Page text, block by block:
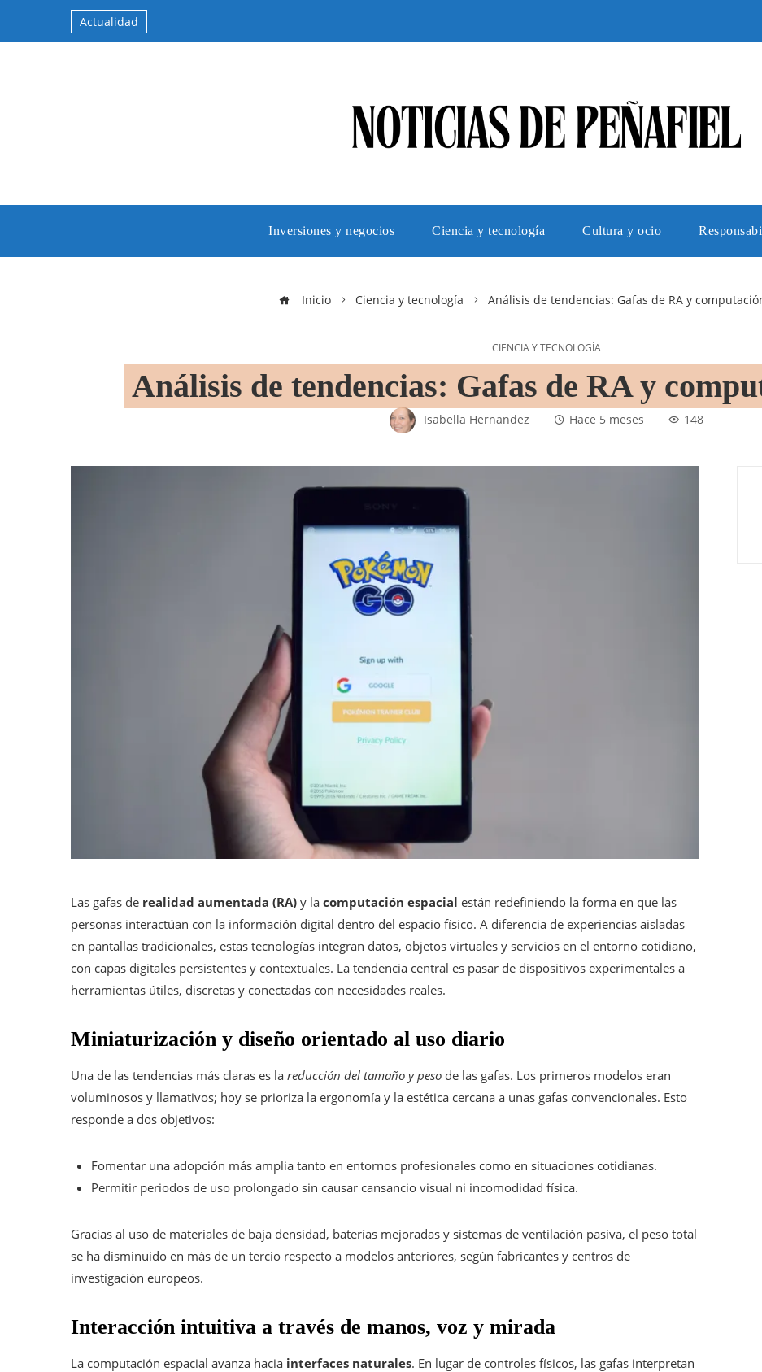
Actualidad
Inversiones y negocios Ciencia y tecnología Cultura y ocio
Inicio Ciencia y tecnología Análisis de tendencias: Gafas de RA y
CIENCIA Y TECNOLOGÍA
Análisis de tendencias: Gafas de RA y
Isabella Hernandez Hace 5 meses 148
Las gafas de realidad aumentada (RA) y la computación espacial están redefiniendo la forma en que las
personas interactúan con la información digital dentro del espacio físico. A diferencia de experiencias aisladas
en pantallas tradicionales, estas tecnologías integran datos, objetos virtuales y servicios en el entorno cotidiano,
con capas digitales persistentes y contextuales. La tendencia central es pasar de dispositivos experimentales a
herramientas útiles, discretas y conectadas con necesidades reales.
Miniaturización y diseño orientado al uso diario
Una de las tendencias más claras es la reducción del tamaño y peso de las gafas. Los primeros modelos eran
voluminosos y llamativos; hoy se prioriza la ergonomía y la estética cercana a unas gafas convencionales. Esto
responde a dos objetivos:
Fomentar una adopción más amplia tanto en entornos profesionales como en situaciones cotidianas.
Permitir periodos de uso prolongado sin causar cansancio visual ni incomodidad física.
Gracias al uso de materiales de baja densidad, baterías mejoradas y sistemas de ventilación pasiva, el peso total
se ha disminuido en más de un tercio respecto a modelos anteriores, según fabricantes y centros de
investigación europeos.
Interacción intuitiva a través de manos, voz y mirada
La computación espacial avanza hacia interfaces naturales. En lugar de controles físicos, las gafas interpretan